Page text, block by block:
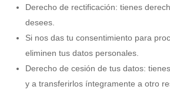
Derecho de rectificación: tienes
desees.
Si nos das tu consentimiento para
eliminen tus datos personales.
Derecho de cesión de tus datos:
y a transferirlos íntegramente a otro